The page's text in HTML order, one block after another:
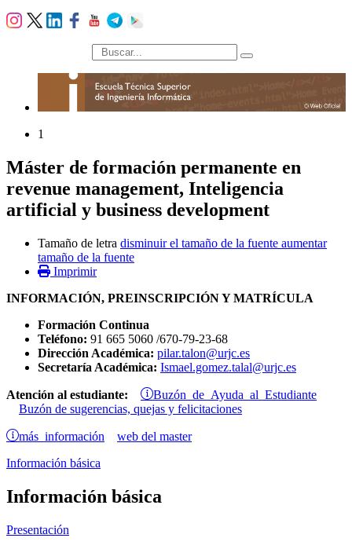
búsqueda
1
Máster de formación permanente en
revenue management, Inteligencia
artificial y business development
Tamaño de letra disminuir el tamaño de la fuente aumentar
tamaño de la fuente
Imprimir
INFORMACIÓN, PREINSCRIPCIÓN Y MATRÍCULA
Formación Continua
Teléfono: 91 665 5060 /670-79-23-68
Dirección Académica: pilar.talon@urjc.es
Secretaría Académica: Ismael.gomez.talal@urjc.es
Atención al estudiante: Buzón de Ayuda al Estudiante
Buzón de sugerencias, quejas y felicitaciones
más información
web del master
Información básica
Información básica
Presentación